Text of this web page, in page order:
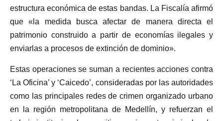
estructura económica de estas bandas. La Fiscalía afirmó
que «la medida busca afectar de manera directa el
patrimonio construido a partir de economías ilegales y
enviarlas a procesos de extinción de dominio».
Estas operaciones se suman a recientes acciones contra
‘La Oficina’ y ‘Caicedo’, consideradas por las autoridades
como las principales redes de crimen organizado urbano
en la región metropolitana de Medellín, y refuerzan el